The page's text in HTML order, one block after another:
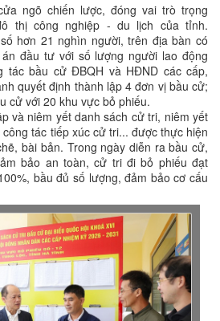
ngõ chiến lược, đóng vai trò trọng
thị công nghiệp - du lịch của tỉnh.
hơn 21 nghìn người, trên địa bàn có
đầu tư với số lượng người lao động
tác bầu cử ĐBQH và HĐND các cấp,
quyết định thành lập 4 đơn vị bầu cử;
cử với 20 khu vực bỏ phiếu.
và niêm yết danh sách cử tri, niêm yết
tác tiếp xúc cử tri... được thực hiện
bài bản. Trong ngày diễn ra bầu cử,
bảo an toàn, cử tri đi bỏ phiếu đạt
bầu đủ số lượng, đảm bảo cơ cấu